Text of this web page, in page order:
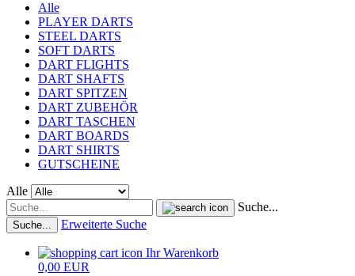
Alle
PLAYER DARTS
STEEL DARTS
SOFT DARTS
DART FLIGHTS
DART SHAFTS
DART SPITZEN
DART ZUBEHÖR
DART TASCHEN
DART BOARDS
DART SHIRTS
GUTSCHEINE
Alle
Suche...
Suche... Erweiterte Suche
Ihr Warenkorb
0,00 EUR